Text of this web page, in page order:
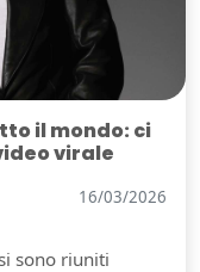
il mondo: ci
virale
16/03/2026
sono riuniti